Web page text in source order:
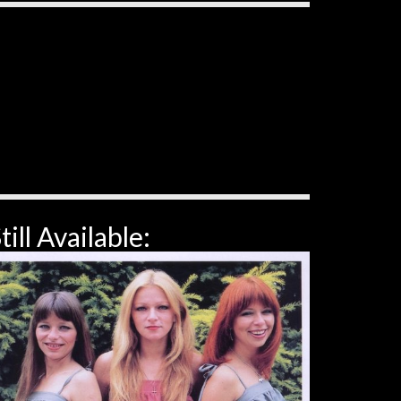
Available: